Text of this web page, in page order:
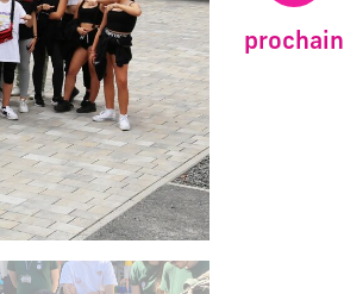
prochain
d'images principales précédent